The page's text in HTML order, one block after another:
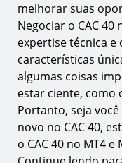
3. Passo 2. Crie
4.
Passo 3.
MT5
5. Passo 4.
6. Passo 5.
de negociação
7.
Etapa 6.
MT4 ou MT5
melhorar suas
Negociar o CAC 40
expertise técnica e
características
algumas coisas
estar ciente, como
Portanto, seja
novo no CAC 40,
o CAC 40 no MT4